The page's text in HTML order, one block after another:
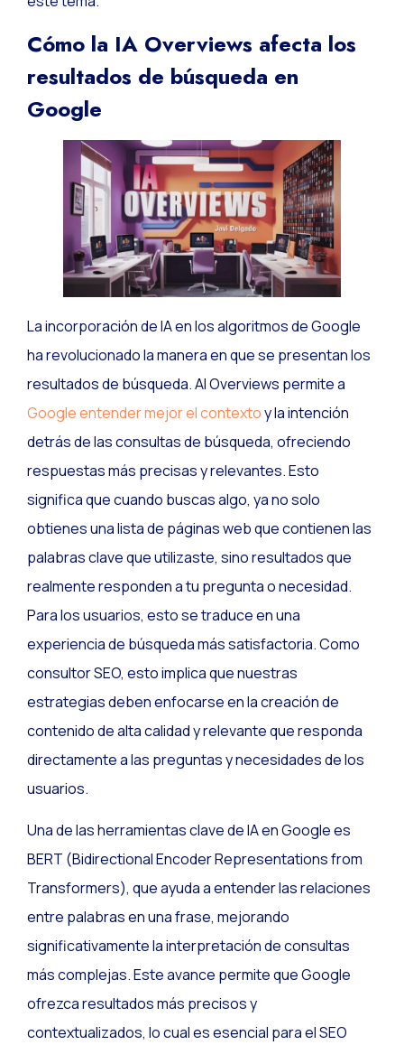
Cómo la IA Overviews afecta los
resultados de búsqueda en
Google
La incorporación de IA en los algoritmos de Google
ha revolucionado la manera en que se presentan los
resultados de búsqueda. AI Overviews permite a
Google entender mejor el contextoy la intención
detrás de las consultas de búsqueda, ofreciendo
respuestas más precisas y relevantes. Esto
significa que cuando buscas algo, ya no solo
obtienes una lista de páginas web que contienen las
palabras clave que utilizaste, sino resultados que
realmente responden a tu pregunta o necesidad.
Para los usuarios, esto se traduce en una
experiencia de búsqueda más satisfactoria. Como
consultor SEO, esto implica que nuestras
estrategias deben enfocarse en la creación de
contenido de alta calidad y relevante que responda
directamente a las preguntas y necesidades de los
usuarios.
Una de las herramientas clave de IA en Google es
BERT (Bidirectional Encoder Representations from
Transformers), que ayuda a entender las relaciones
entre palabras en una frase, mejorando
significativamente la interpretación de consultas
más complejas. Este avance permite que Google
ofrezca resultados más precisos y
contextualizados, lo cual es esencial para el SEO